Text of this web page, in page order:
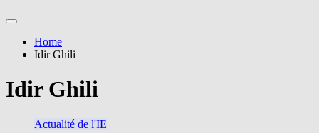
Home
Idir Ghili
Idir Ghili
Actualité de l'IE